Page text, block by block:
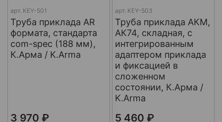
арт. KEY-501
Труба приклада AR
формата, стандарта
com-spec (188 мм),
К.Арма / K.Arma
3 970 ₽
арт. KEY-503
Труба приклада АКМ,
АК74, складная, с
интегрированным
адаптером приклада
и фиксацией в
сложенном
состоянии, К.Арма /
K.Arma
5 460 ₽